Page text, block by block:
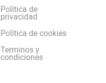
Política de
privacidad
Política de cookies
Terminos y
condiciones